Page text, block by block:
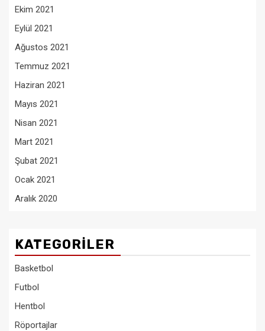
Ekim 2021
Eylül 2021
Ağustos 2021
Temmuz 2021
Haziran 2021
Mayıs 2021
Nisan 2021
Mart 2021
Şubat 2021
Ocak 2021
Aralık 2020
KATEGORILER
Basketbol
Futbol
Hentbol
Röportajlar